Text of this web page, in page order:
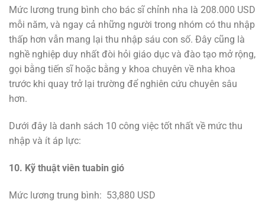
Mức lương trung bình cho bác sĩ chỉnh nha là 208.000 USD
mỗi năm, và ngay cả những người trong nhóm có thu nhập
thấp hơn vẫn mang lại thu nhập sáu con số. Đây cũng là
nghề nghiệp duy nhất đòi hỏi giáo dục và đào tạo mở rộng,
gọi bằng tiến sĩ hoặc bằng y khoa chuyên về nha khoa
trước khi quay trở lại trường để nghiên cứu chuyên sâu
hơn.
Dưới đây là danh sách 10 công việc tốt nhất về mức thu
nhập và ít áp lực:
10. Kỹ thuật viên tuabin gió
Mức lương trung bình: 53,880 USD